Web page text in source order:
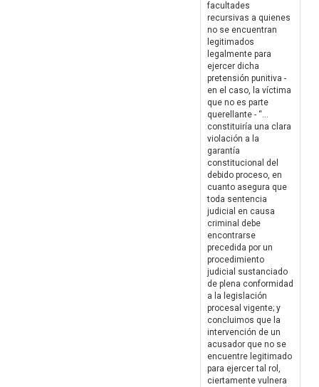
facultades
recursivas a quienes
no se encuentran
legitimados
legalmente para
ejercer dicha
pretensión punitiva -
en el caso, la víctima
que no es parte
querellante - “...
constituiría una clara
violación a la
garantía
constitucional del
debido proceso, en
cuanto asegura que
toda sentencia
judicial en causa
criminal debe
encontrarse
precedida por un
procedimiento
judicial sustanciado
de plena conformidad
a la legislación
procesal vigente; y
concluimos que la
intervención de un
acusador que no se
encuentre legitimado
para ejercer tal rol,
ciertamente vulnera